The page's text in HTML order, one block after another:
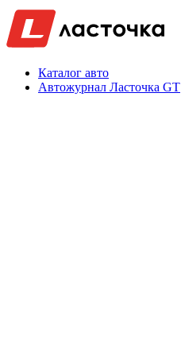
Каталог авто
Автожурнал Ласточка GT